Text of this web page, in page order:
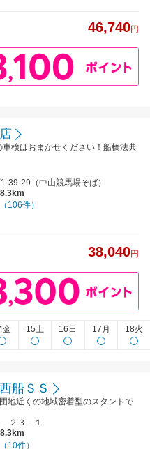
46,740円
検はおまかせください！船橋法典
39-29（中山競馬場そば）
（106件）
38,040円
金 15土 16日 17月 18火
船ＳＳ
地近くの地域密着型のスタンドで
２３－１
（10件）